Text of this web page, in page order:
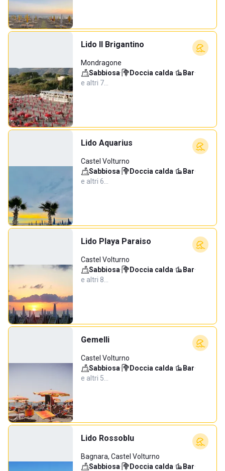
Lido Il Brigantino
Mondragone
Sabbiosa· Doccia calda· Bar·
e altri 7…
Lido Aquarius
Castel Volturno
Sabbiosa· Doccia calda· Bar·
e altri 6…
Lido Playa Paraiso
Castel Volturno
Sabbiosa· Doccia calda· Bar·
e altri 8…
Gemelli
Castel Volturno
Sabbiosa· Doccia calda· Bar·
e altri 5…
Lido Rossoblu
Bagnara, Castel Volturno
Sabbiosa· Doccia calda· Bar·